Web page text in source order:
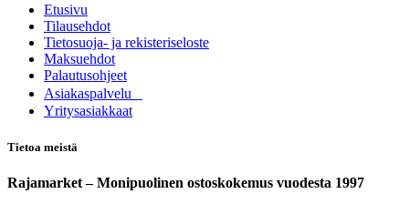
Etusivu
Tilausehdot
Tietosuoja- ja rekisteriseloste
Maksuehdot
Palautusohjeet
Asia​k​aspalvelu
​Yritysasiakkaat
Tietoa meistä
Rajamarket – Monipuolinen ostoskokemus vuodesta 1997